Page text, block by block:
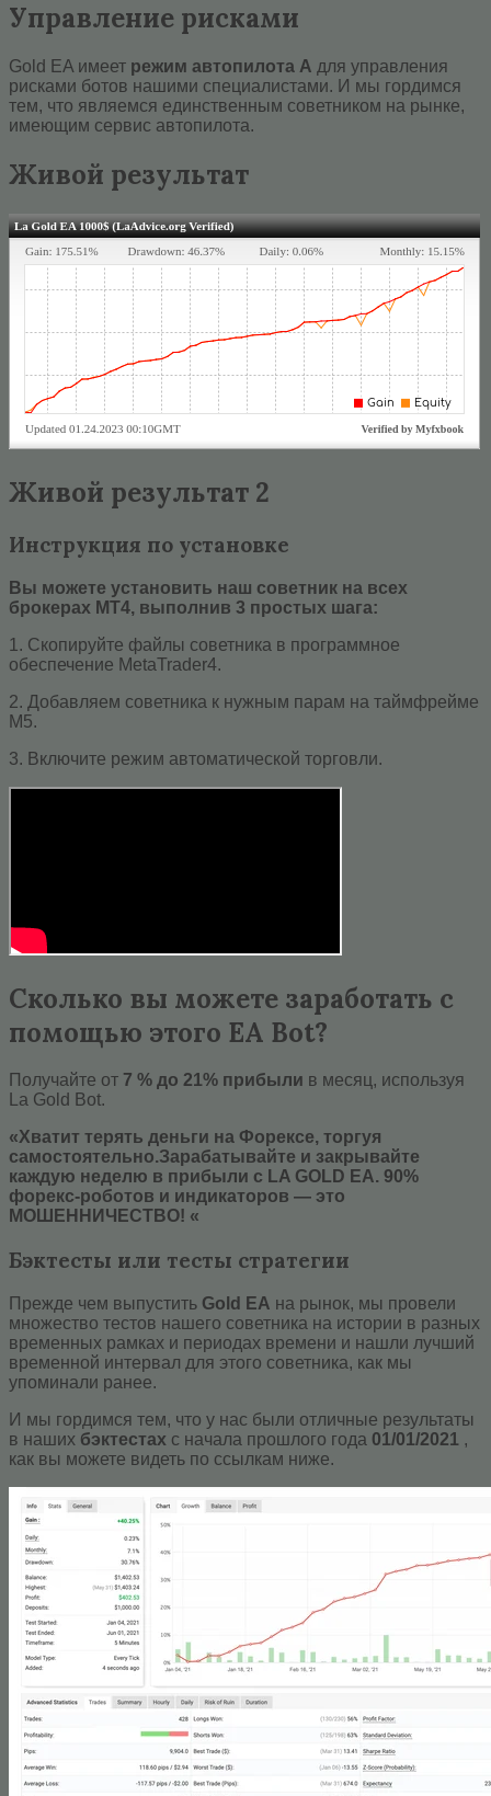
Управление рисками
Gold EA имеет режим автопилота A для управления
рисками ботов нашими специалистами. И мы гордимся
тем, что являемся единственным советником на рынке,
имеющим сервис автопилота.
Живой результат
Живой результат 2
Инструкция по установке
Вы можете установить наш советник на всех
брокерах MT4, выполнив 3 простых шага:
1. Скопируйте файлы советника в программное
обеспечение MetaTrader4.
2. Добавляем советника к нужным парам на таймфрейме
М5.
3. Включите режим автоматической торговли.
Сколько вы можете заработать с
помощью этого EA Bot?
Получайте от 7 % до 21% прибыли в месяц, используя
La Gold Bot.
«Хватит терять деньги на Форексе, торгуя
самостоятельно.Зарабатывайте и закрывайте
каждую неделю в прибыли с LA GOLD EA. 90%
форекс-роботов и индикаторов — это
МОШЕННИЧЕСТВО! «
Бэктесты или тесты стратегии
Прежде чем выпустить Gold EA на рынок, мы провели
множество тестов нашего советника на истории в разных
временных рамках и периодах времени и нашли лучший
временной интервал для этого советника, как мы
упоминали ранее.
И мы гордимся тем, что у нас были отличные результаты
в наших бэктестах с начала прошлого года 01/01/2021 ,
как вы можете видеть по ссылкам ниже.